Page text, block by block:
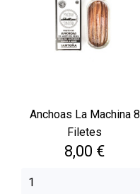
Anchoas La Machina 8
Filetes
Precio
8,00 €